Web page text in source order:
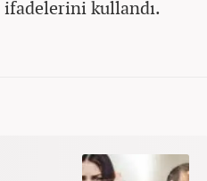
ifadelerini kullandı.